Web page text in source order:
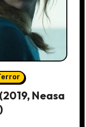
Neasa